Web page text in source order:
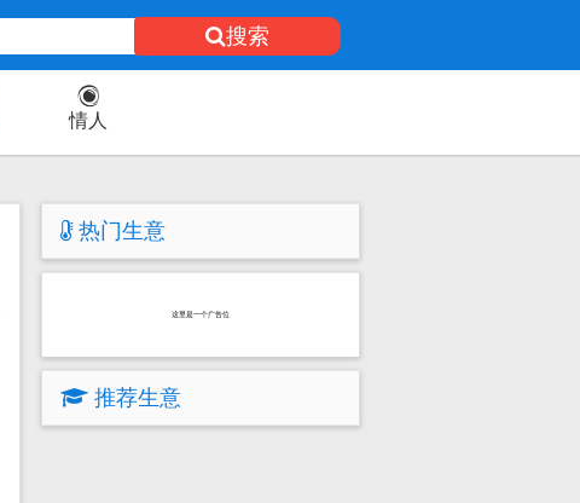
搜索
情人
热门生意
这里是一个广告位
推荐生意